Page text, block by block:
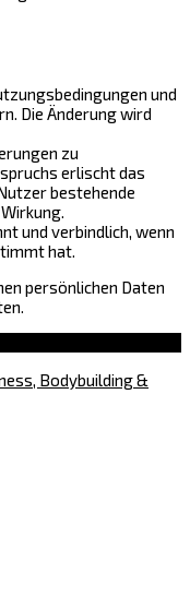
und
Die Änderung wird
zu
erlischt das
bestehende
und verbindlich, wenn
hat.
persönlichen Daten
Bodybuilding &